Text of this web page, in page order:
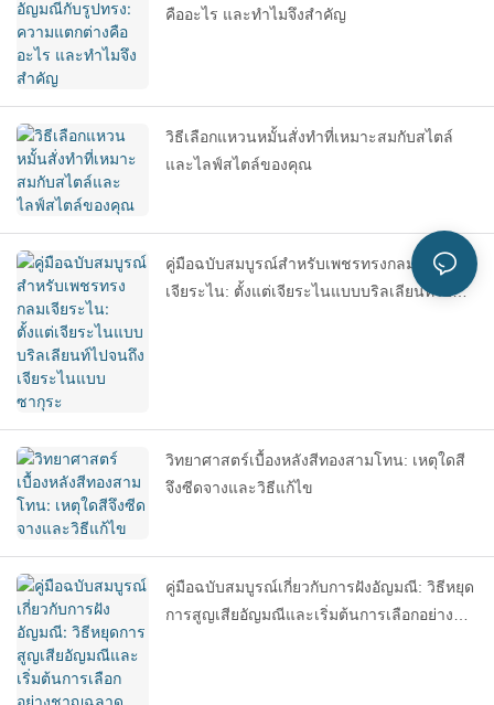
คืออะไร และทำไมจึงสำคัญ
วิธีเลือกแหวนหมั้นสั่งทำที่เหมาะสมกับสไตล์
และไลฟ์สไตล์ของคุณ
คู่มือฉบับสมบูรณ์สำหรับเพชรทรงกลม
เจียระไน: ตั้งแต่เจียระไนแบบบริลเลียนท์ไป
วิทยาศาสตร์เบื้องหลังสีทองสามโทน: เหตุใดสี
จึงซีดจางและวิธีแก้ไข
คู่มือฉบับสมบูรณ์เกี่ยวกับการฝังอัญมณี: วิธีหยุด
การสูญเสียอัญมณีและเริ่มต้นการเลือกอย่าง